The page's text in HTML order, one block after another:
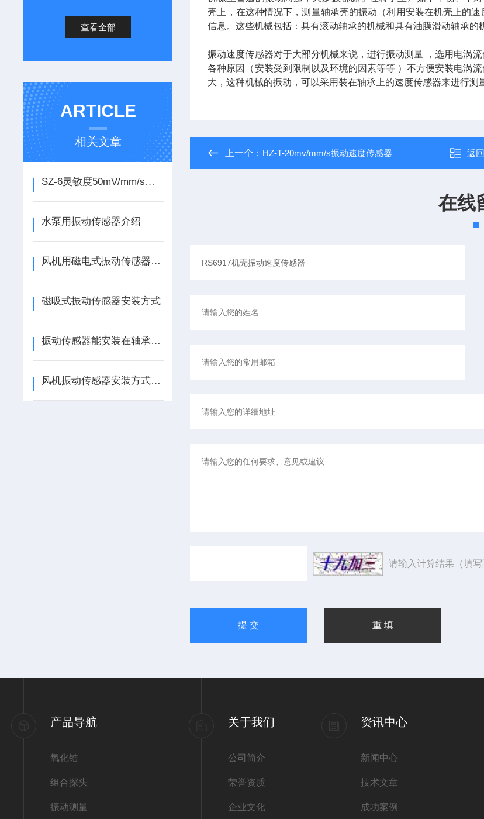
查看全部
ARTICLE
相关文章
SZ-6灵敏度50mV/mm/s振动速度传感器介绍
水泵用振动传感器介绍
风机用磁电式振动传感器介绍
磁吸式振动传感器安装方式
振动传感器能安装在轴承座上吗？
风机振动传感器安装方式有哪些
壳上，在这种情况下，测量轴承壳的振动（利用安装在机壳上的
信息。这些机械包括：具有滚动轴承的机械和具有油膜滑动轴承的
振动速度传感器对于大部分机械来说，进行振动测量 ，选用电涡
各种原因（安装受到限制以及环境的因素等等 ）不方便安装电涡
大，这种机械的振动，可以采用装在轴承上的速度传感器来进行测
上一个： HZ-T-20mv/mm/s振动速度传感器 返
在线
请输入计算结果（填
产品导航
氧化锆
组合探头
振动测量
关于我们
公司简介
荣誉资质
企业文化
资讯中心
新闻中心
技术文章
成功案例